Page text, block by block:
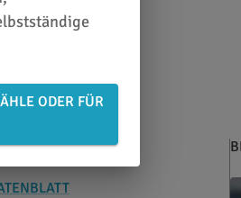
ODER FÜR